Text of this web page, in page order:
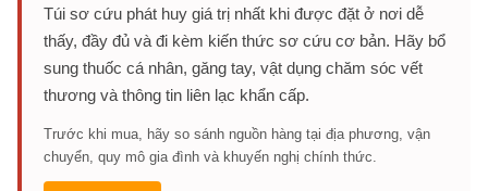
Túi sơ cứu phát huy giá trị nhất khi được đặt ở nơi dễ
thấy, đầy đủ và đi kèm kiến thức sơ cứu cơ bản. Hãy bổ
sung thuốc cá nhân, găng tay, vật dụng chăm sóc vết
thương và thông tin liên lạc khẩn cấp.
Trước khi mua, hãy so sánh nguồn hàng tại địa phương, vận
chuyển, quy mô gia đình và khuyến nghị chính thức.